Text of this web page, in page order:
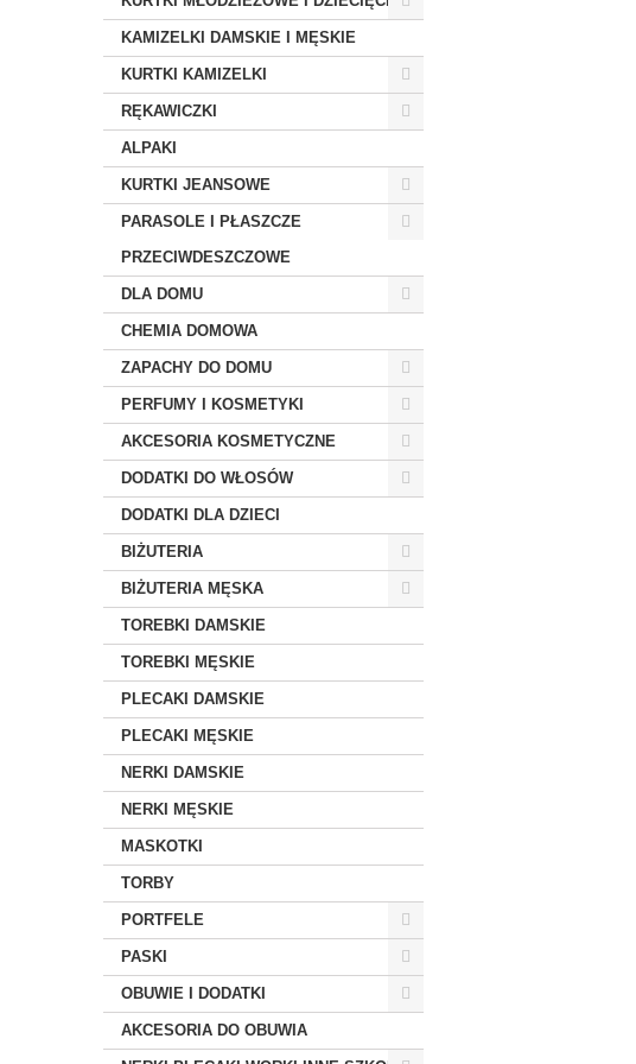
KAMIZELKI DAMSKIE I MĘSKIE
KURTKI KAMIZELKI
RĘKAWICZKI
ALPAKI
KURTKI JEANSOWE
PARASOLE I PŁASZCZE
PRZECIWDESZCZOWE
DLA DOMU
CHEMIA DOMOWA
ZAPACHY DO DOMU
PERFUMY I KOSMETYKI
AKCESORIA KOSMETYCZNE
DODATKI DO WŁOSÓW
DODATKI DLA DZIECI
BIŻUTERIA
BIŻUTERIA MĘSKA
TOREBKI DAMSKIE
TOREBKI MĘSKIE
PLECAKI DAMSKIE
PLECAKI MĘSKIE
NERKI DAMSKIE
NERKI MĘSKIE
MASKOTKI
TORBY
PORTFELE
PASKI
OBUWIE I DODATKI
AKCESORIA DO OBUWIA